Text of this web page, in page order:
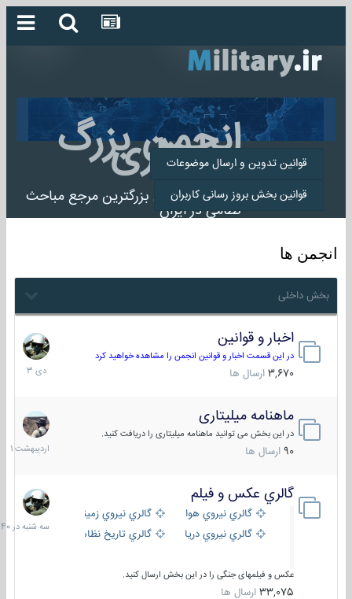
انجمن بزرگ
میلیتاری
انجمن میلیتاری بزرگترین مرجع مباحث
نظامی در ایران
قوانین تدوین و ارسال موضوعات
قوانین بخش بروز رسانی کاربران
انجمن ها
بخش داخلی
اخبار و قوانین
در این قسمت اخبار و قوانین انجمن را مشاهده خواهید کرد
3,670 ارسال ها
22
دی
1403
ماهنامه میلیتاری
در این بخش می توانید ماهنامه میلیتاری را دریافت کنید.
90 ارسال ها
30
1401
گالري عكس و فيلم
گالري نيروي هوايي
گالري نيروي زميني
گالري نيروي دريايي
گالري تاریخ نظامی
عکس و فیلمهای جنگی را در این بخش ارسال کنید.
33,075 ارسال ها
سه
شنبه
در